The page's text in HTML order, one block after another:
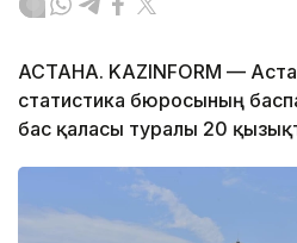
АСТАНА. KAZINFORM —
статистика бюросының
бас қаласы туралы 20